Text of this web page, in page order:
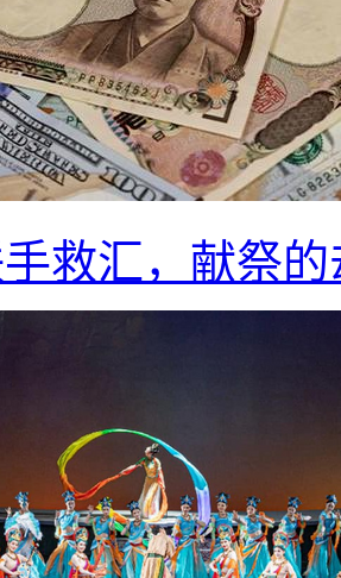
救汇，献祭